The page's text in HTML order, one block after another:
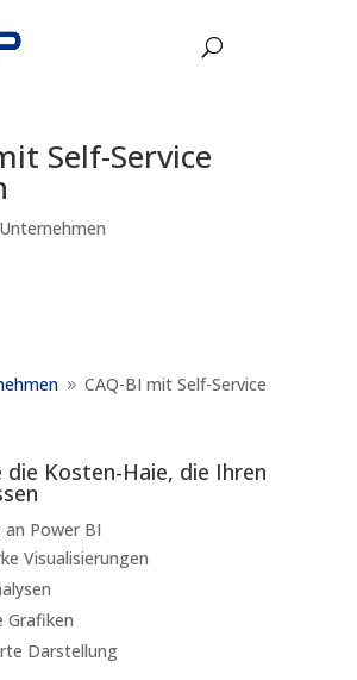
Self-Service
Unternehmen
9 CAQ-BI mit Self-Service
die Kosten-Haie, die Ihren
an Power BI
Visualisierungen
Grafiken
Darstellung